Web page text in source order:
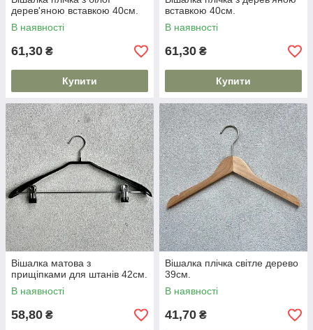
дерев'яною вставкою 40см.
В наявності
61,30 ₴
Купити
вставкою 40см.
В наявності
61,30 ₴
Купити
Вішалка матова з
прищіпками для штанів 42см.
В наявності
58,80 ₴
Вішалка плічка світле дерево
39см.
В наявності
41,70 ₴